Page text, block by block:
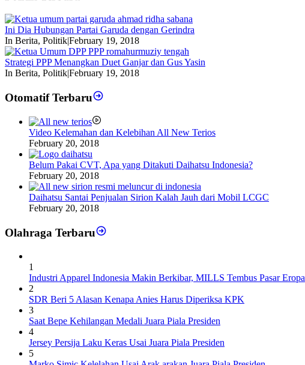
Ini Dia Hubungan Partai Garuda dengan Gerindra
In Berita, Politik|February 19, 2018
Strategi PPP Menangkan Duet Ganjar dan Gus Yasin
In Berita, Politik|February 19, 2018
Otomatif Terbaru
Video Kelemahan dan Kelebihan All New Terios
February 20, 2018
Belum Pakai CVT, Apa yang Ditakuti Daihatsu Indonesia?
February 20, 2018
Daihatsu Santai Penjualan Sirion Kalah Jauh dari Mobil LCGC
February 20, 2018
Olahraga Terbaru
1
Industri Apparel Indonesia Makin Berkibar, MILLS Tembus Pasar Eropa
2
SDR Beri 5 Alasan Kenapa Anies Harus Diperiksa KPK
3
Saat Bepe Kehilangan Medali Juara Piala Presiden
4
Jersey Persija Laku Keras Usai Juara Piala Presiden
5